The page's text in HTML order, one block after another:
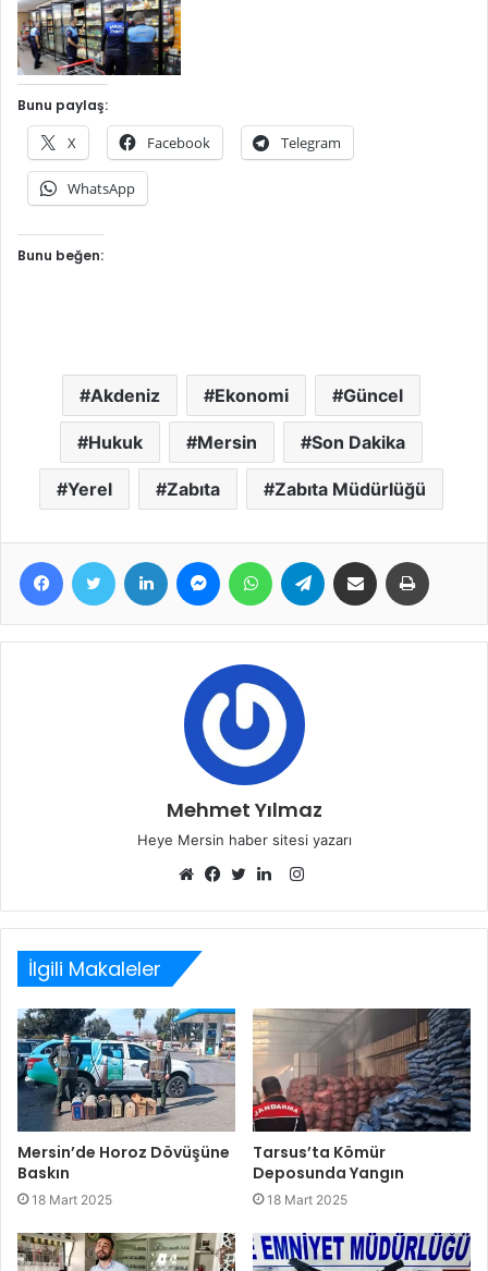
Bunu paylaş:
X Facebook Telegram
WhatsApp
Bunu beğen:
Akdeniz Ekonomi Güncel
Hukuk Mersin Son Dakika
Yerel Zabıta Zabıta Müdürlüğü
FacebookTwitter LinkedIn MessengerWhatsAppTelegram E-Posta ile paylaş
Mehmet Yılmaz
Heye Mersin haber sitesi yazarı
sitesi
Instagram
İlgili Makaleler
Mersin’de Horoz Dövüşüne
Baskın
18 Mart 2025
Tarsus’ta Kömür
Deposunda Yangın
18 Mart 2025